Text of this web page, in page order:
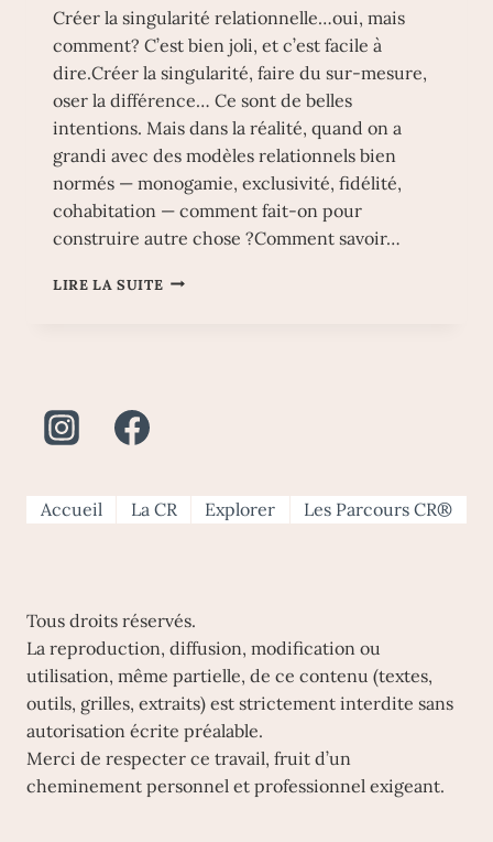
Créer la singularité relationnelle…oui, mais
comment? C’est bien joli, et c’est facile à
dire.Créer la singularité, faire du sur-mesure,
oser la différence… Ce sont de belles
intentions. Mais dans la réalité, quand on a
grandi avec des modèles relationnels bien
normés — monogamie, exclusivité, fidélité,
cohabitation — comment fait-on pour
construire autre chose ?Comment savoir…
LIRE LA SUITE CRÉER
Accueil La CR Explorer Les Parcours CR®
Tous droits réservés.
La reproduction, diffusion, modification ou
utilisation, même partielle, de ce contenu (textes,
outils, grilles, extraits) est strictement interdite sans
autorisation écrite préalable.
Merci de respecter ce travail, fruit d’un
cheminement personnel et professionnel exigeant.